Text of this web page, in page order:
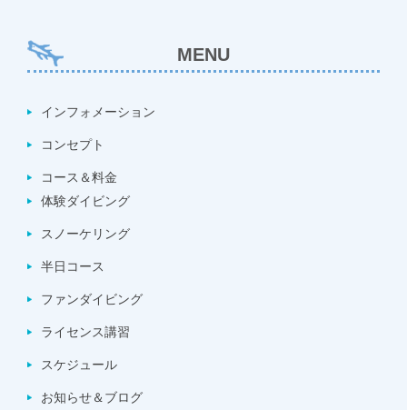
MENU
インフォメーション
コンセプト
コース＆料金
体験ダイビング
スノーケリング
半日コース
ファンダイビング
ライセンス講習
スケジュール
お知らせ＆ブログ